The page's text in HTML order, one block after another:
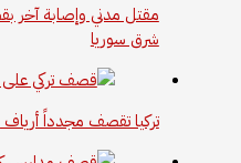
مقتل مدني وإصابة آخر
شرق سوريا
تركيا تقصف مجدداً